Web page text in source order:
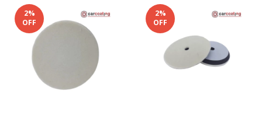
2%
OFF
2%
OFF